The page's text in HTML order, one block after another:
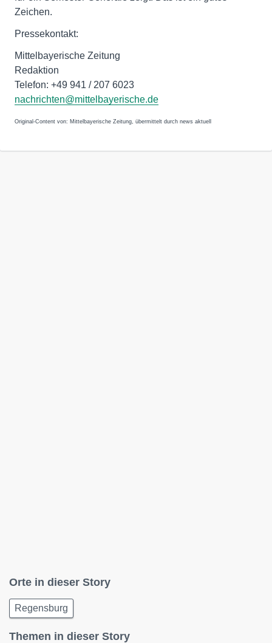
Zeichen.
Pressekontakt:
Mittelbayerische Zeitung
Redaktion
Telefon: +49 941 / 207 6023
nachrichten@mittelbayerische.de
Original-Content von: Mittelbayerische Zeitung, übermittelt durch news aktuell
Orte in dieser Story
Regensburg
Themen in dieser Story